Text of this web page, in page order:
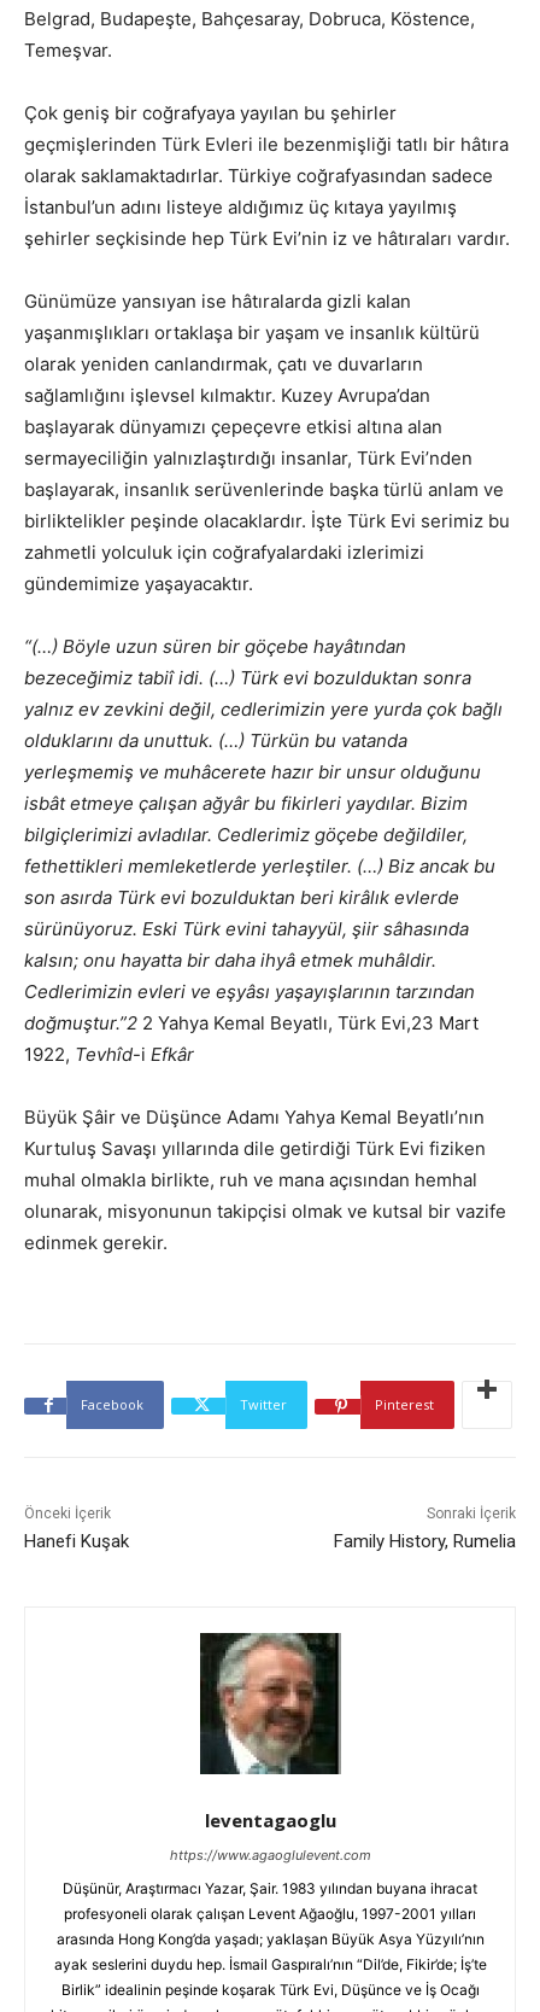
Belgrad, Budapeşte, Bahçesaray, Dobruca, Köstence,
Temeşvar.
Çok geniş bir coğrafyaya yayılan bu şehirler
geçmişlerinden Türk Evleri ile bezenmişliği tatlı bir hâtıra
olarak saklamaktadırlar. Türkiye coğrafyasından sadece
İstanbul’un adını listeye aldı­ğımız üç kıtaya yayılmış
şehirler seçkisinde hep Türk Evi’nin iz ve hâtıraları vardır.
Günümüze yansıyan ise hâtıralarda gizli kalan
yaşanmışlıkları ortaklaşa bir yaşam ve insanlık kültürü
olarak yeniden canlan­dırmak, çatı ve duvarların
sağlamlığını işlevsel kılmaktır. Kuzey Avrupa’dan
başlayarak dünyamızı çepeçevre etkisi altına alan
sermayeciliğin yalnızlaştırdığı insanlar, Türk Evi’nden
başlaya­rak, insanlık serüvenlerinde başka türlü anlam ve
birliktelikler peşinde olacaklardır. İşte Türk Evi serimiz bu
zahmetli yolculuk için coğrafyalardaki izlerimizi
gündemimize yaşayacaktır.
“(…) Böyle uzun süren bir göçebe hayâtından
bezeceğimiz tabiî idi. (…) Türk evi bozulduktan sonra
yalnız ev zevkini değil, cedlerimizin yere yurda çok bağlı
olduklarını da unuttuk. (…) Türkün bu vatanda
yerleşmemiş ve muhâcerete hazır bir unsur olduğunu
isbât etmeye çalışan ağyâr bu fikirleri yaydılar. Bizim
bilgiçlerimizi avladılar. Cedlerimiz göçebe değildiler,
fethettikleri memleketlerde yerleştiler. (…) Biz ancak bu
son asırda Türk evi bozulduktan beri kirâlık evlerde
sürünüyoruz. Eski Türk evini tahayyül, şiir sâhasında
kalsın; onu hayatta bir daha ihyâ etmek muhâldir.
Cedlerimizin evleri ve eşyâsı yaşayışlarının tarzından
doğmuştur.”2 2 Yahya Kemal Beyatlı, Türk Evi,23 Mart
1922, Tevhîd-i Efkâr
Büyük Şâir ve Düşünce Adamı Yahya Kemal Beyatlı’nın
Kurtuluş Savaşı yıllarında dile getirdiği Türk Evi fiziken
muhal olmakla birlikte, ruh ve mana açısından hemhal
olunarak, mis­yonunun takipçisi olmak ve kutsal bir vazife
edinmek gerekir.
Facebook Twitter Pinterest
Önceki İçerik
Hanefi Kuşak
Sonraki İçerik
Family History, Rumelia
leventagaoglu
https://www.agaoglulevent.com
Düşünür, Araştırmacı Yazar, Şair. 1983 yılından buyana ihracat
profesyoneli olarak çalışan Levent Ağaoğlu, 1997-2001 yılları
arasında Hong Kong’da yaşadı; yaklaşan Büyük Asya Yüzyılı’nın
ayak seslerini duydu hep. İsmail Gaspıralı’nın “Dil’de, Fikir’de; İş’te
Birlik” idealinin peşinde koşarak Türk Evi, Düşünce ve İş Ocağı